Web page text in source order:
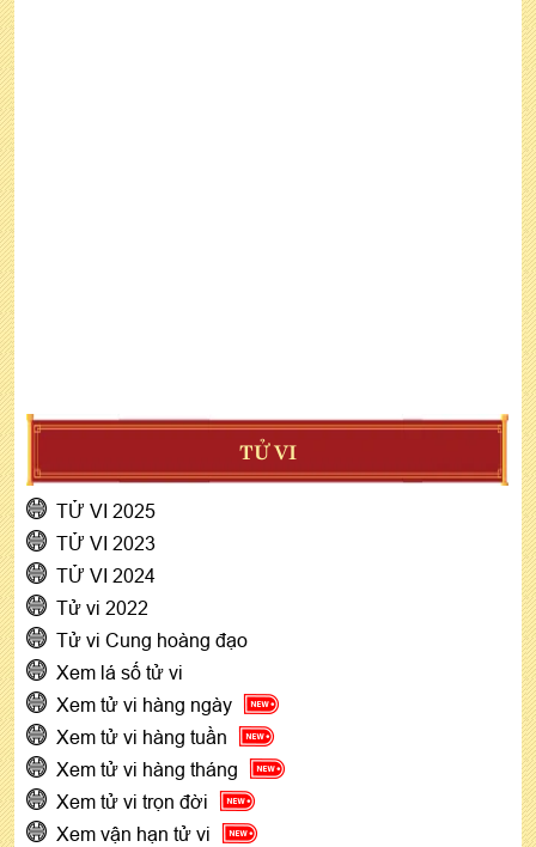
TỬ VI
TỬ VI 2025
TỬ VI 2023
TỬ VI 2024
Tử vi 2022
Tử vi Cung hoàng đạo
Xem lá số tử vi
Xem tử vi hàng ngày
Xem tử vi hàng tuần
Xem tử vi hàng tháng
Xem tử vi trọn đời
Xem vận hạn tử vi